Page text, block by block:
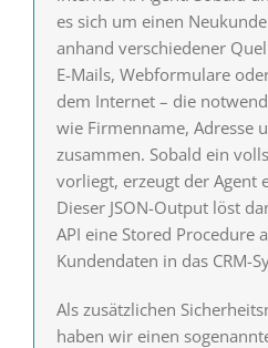
es sich um einen
anhand verschiedener
E-Mails, Webformulare
dem Internet – die
wie Firmenname, Adresse
zusammen. Sobald ein
vorliegt, erzeugt der Agent
Dieser JSON-Output löst
API eine Stored Procedure
Kundendaten in das CRM-
Als zusätzlichen
haben wir einen